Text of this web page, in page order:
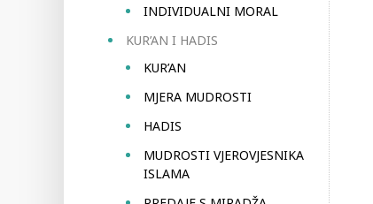
INDIVIDUALNI MORAL
KUR’AN I HADIS
KUR’AN
MJERA MUDROSTI
HADIS
MUDROSTI VJEROVJESNIKA
ISLAMA